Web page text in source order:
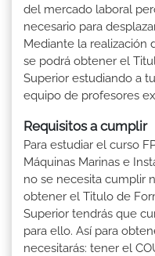
del mercado laboral
necesario para
Mediante la realización
se podrá obtener el
Superior estudiando a
equipo de profesores
Requisitos a cumplir
Para estudiar el curso
Máquinas Marinas e
no se necesita cumplir
obtener el Titulo de
Superior tendrás que
para ello. Así para
necesitarás: tener el